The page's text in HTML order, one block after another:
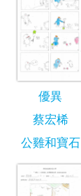
優異
蔡宏桸
公雞和寶石